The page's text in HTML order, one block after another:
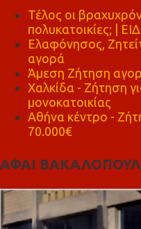
Τέλος οι
πολυκατοικίες; |
Ελαφόνησος,
αγορά
Άμεση Ζήτηση
Χαλκίδα - Ζήτηση
μονοκατοικίας
Αθήνα κέντρο -
70.000€
ΑΦΑΙ